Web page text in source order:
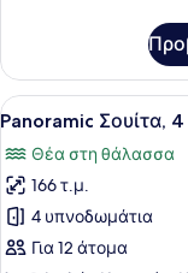
Σουίτα,
Υπνοδωμάτια
Προβολή
όλων
των
φωτογραφιών
για
Panoramic
13
Panoramic Σουίτα,
Θέα στη θάλασσα
166 τ.μ.
4 υπνοδωμάτια
Για 12 άτομα